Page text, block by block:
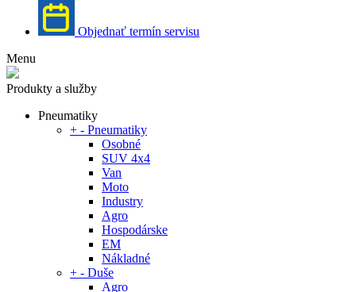
Objednať termín servisu
Menu
Produkty a služby
Pneumatiky
+ - Pneumatiky
Osobné
SUV 4x4
Van
Moto
Industry
Agro
Hospodárske
EM
Nákladné
+ - Duše
Agro